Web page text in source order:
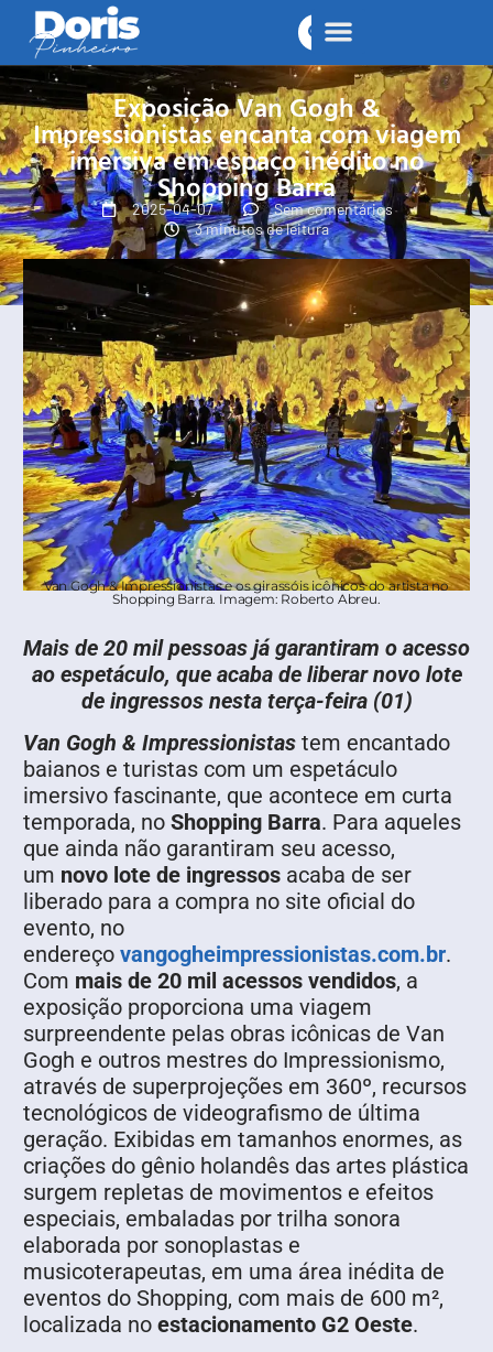
Exposição Van Gogh &
Impressionistas encanta com viagem
imersiva em espaço inédito no
Shopping Barra
2025-04-07
Sem comentários
3 minutos de leitura
Van Gogh & Impressionistas e os girassóis icônicos do artista no
Shopping Barra. Imagem: Roberto Abreu.
Mais de 20 mil pessoas já garantiram o acesso
ao espetáculo, que acaba de liberar novo lote
de ingressos nesta terça-feira (01)
Van Gogh & Impressionistas tem encantado
baianos e turistas com um espetáculo
imersivo fascinante, que acontece em curta
temporada, no Shopping Barra. Para aqueles
que ainda não garantiram seu acesso,
um novo lote de ingressos acaba de ser
liberado para a compra no site oficial do
evento, no
endereço vangogheimpressionistas.com.br.
Com mais de 20 mil acessos vendidos, a
exposição proporciona uma viagem
surpreendente pelas obras icônicas de Van
Gogh e outros mestres do Impressionismo,
através de superprojeções em 360º, recursos
tecnológicos de videografismo de última
geração. Exibidas em tamanhos enormes, as
criações do gênio holandês das artes plástica
surgem repletas de movimentos e efeitos
especiais, embaladas por trilha sonora
elaborada por sonoplastas e
musicoterapeutas, em uma área inédita de
eventos do Shopping, com mais de 600 m²,
localizada no estacionamento G2 Oeste.